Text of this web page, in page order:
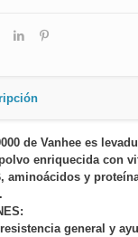
de Vanhee es
enriquecida con
aminoácidos y
general y